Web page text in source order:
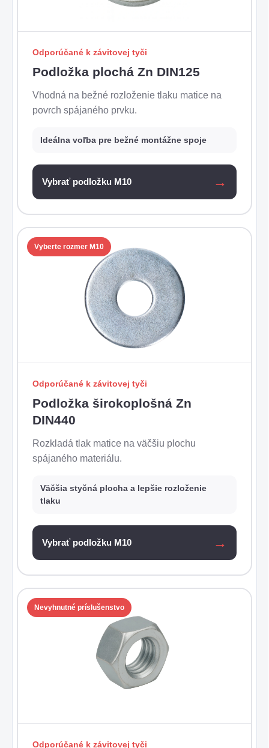
Odporúčané k závitovej tyči
Podložka plochá Zn DIN125
Vhodná na bežné rozloženie tlaku matice na
povrch spájaného prvku.
Ideálna voľba pre bežné montážne spoje
Vybrať podložku M10
Vyberte rozmer M10
Odporúčané k závitovej tyči
Podložka širokoplošná Zn
DIN440
Rozkladá tlak matice na väčšiu plochu
spájaného materiálu.
Väčšia styčná plocha a lepšie rozloženie
tlaku
Vybrať podložku M10
Nevyhnutné príslušenstvo
Odporúčané k závitovej tyči